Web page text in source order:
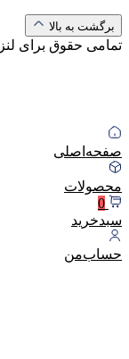
برگشت به بالا
تمامی حقوق برای
صفحه‌اصلی
محصولات
0
سبد‌خرید
حساب‌من